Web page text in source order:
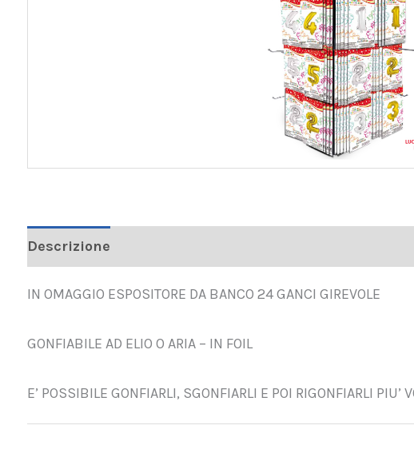
Descrizione
IN OMAGGIO ESPOSITORE DA BANCO 24 GANCI GIREVOLE
GONFIABILE AD ELIO O ARIA – IN FOIL
E’ POSSIBILE GONFIARLI, SGONFIARLI E POI RIGONFIARLI PIU’